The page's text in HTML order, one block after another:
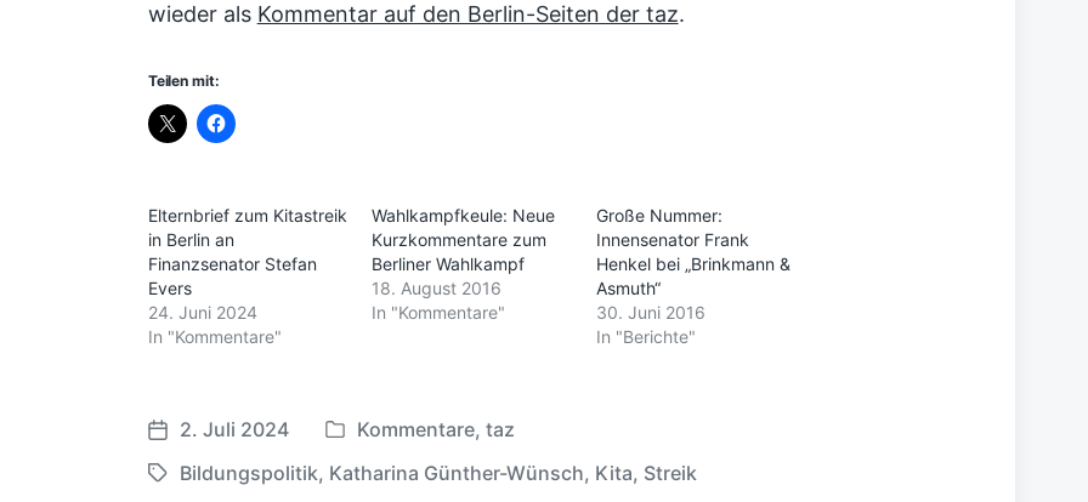
wieder als Kommentar auf den Berlin-Seiten der taz.
Teilen mit:
Elternbrief zum Kitastreik
in Berlin an
Finanzsenator Stefan
Evers
24. Juni 2024
In "Kommentare"
Wahlkampfkeule: Neue
Kurzkommentare zum
Berliner Wahlkampf
18. August 2016
In "Kommentare"
Große Nummer:
Innensenator Frank
Henkel bei „Brinkmann &
Asmuth“
30. Juni 2016
In "Berichte"
V
e
2. Juli 2024
V
e
Kommentare, taz
S
Bildungspolitik, Katharina Günther-Wünsch, Kita, Streik